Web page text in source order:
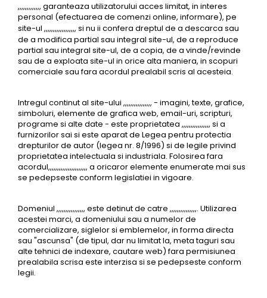
,,,,,,,,,,,,, garanteaza utilizatorului acces limitat, in interes
personal (efectuarea de comenzi online, informare), pe
site-ul ,,,,,,,,,,,,,,,,,, si nu ii confera dreptul de a descarca sau
de a modifica partial sau integral site-ul, de a reproduce
partial sau integral site-ul, de a copia, de a vinde/revinde
sau de a exploata site-ul in orice alta maniera, in scopuri
comerciale sau fara acordul prealabil scris al acesteia.
Intregul continut al site-ului ,,,,,,,,,,,,,,,, - imagini, texte, grafice,
simboluri, elemente de grafica web, email-uri, scripturi,
programe si alte date - este proprietatea ,,,,,,,,,,,,,,,, si a
furnizorilor sai si este aparat de Legea pentru protectia
drepturilor de autor (legea nr. 8/1996) si de legile privind
proprietatea intelectuala si industriala. Folosirea fara
acordul,,,,,,,,,,,,,,,,,,,,,, a oricaror elemente enumerate mai sus
se pedepseste conform legislatiei in vigoare.
Domeniul ,,,,,,,,,,,,,,,, este detinut de catre ,,,,,,,,,,,,,,,. Utilizarea
acestei marci, a domeniului sau a numelor de
comercializare, siglelor si emblemelor, in forma directa
sau "ascunsa" (de tipul, dar nu limitat la, meta taguri sau
alte tehnici de indexare, cautare web) fara permisiunea
prealabila scrisa este interzisa si se pedepseste conform
legii.